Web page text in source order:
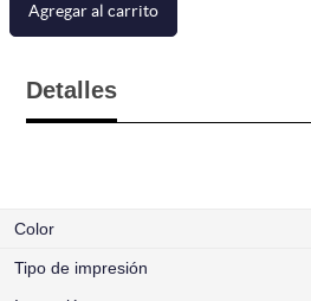
Agregar al carrito
Detalles
Color
Tipo de impresión